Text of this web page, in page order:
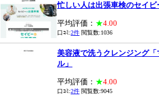
忙しい人は出張車検のセイビ
平均評価： ★4.00
口ｺﾐ:2件 閲覧数:1036
美容液で洗うクレンジング
ル」
平均評価： ★4.00
口ｺﾐ:2件 閲覧数:9045